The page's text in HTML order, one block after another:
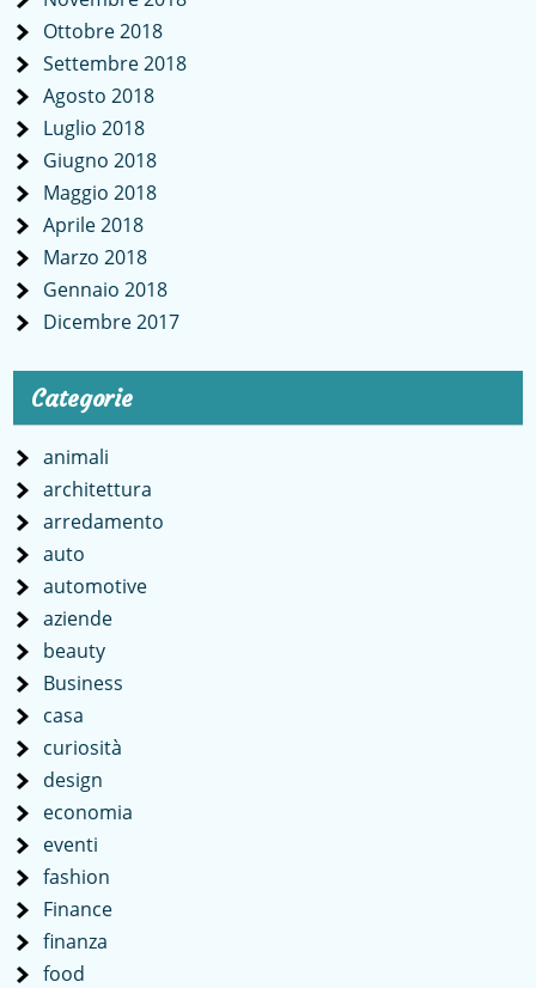
Ottobre 2018
Settembre 2018
Agosto 2018
Luglio 2018
Giugno 2018
Maggio 2018
Aprile 2018
Marzo 2018
Gennaio 2018
Dicembre 2017
Categorie
animali
architettura
arredamento
auto
automotive
aziende
beauty
Business
casa
curiosità
design
economia
eventi
fashion
Finance
finanza
food